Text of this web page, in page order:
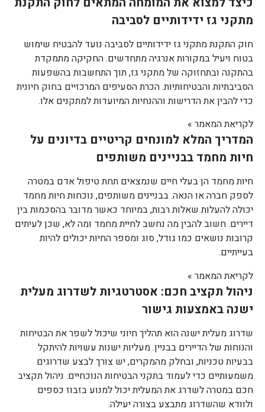
מתקני גז ידידותיים לסביבה
חוק התקנת מתקני גז ידידותיים לסביבה נועד להבטיח שימוש
בטוח ויעיל במקורות אנרגיה מתחדשים. החקיקה מתמקדת
בהתקנה ובתחזוקה של מתקני גז, תוך התחשבות בהשפעות
הסביבתיות והבטיחותיות. הכרת הסעיפים המרכזיים בחוק חיונית
כדי להבין את הדרישות וההנחיות המיועדות למתקנים אלו.
לקריאת המאמר »
המדריך המלא למונחים קריטיים בדיונים על
חיות מחמד בבניינים משותפים
חיות מחמד הן בעלי חיים שנמצאים תחת טיפול אדם במטרה
לספק חברה או הנאה. בבניינים משותפים, נוכחות חיות מחמד
יכולה להעלות שאלות רבות, במיוחד כאשר מדובר בהסכמות בין
דיירים. חשוב להבין מה נחשב לחיית מחמד ומה לא, שכן לעיתים
קרובות נושאים כמו גודל, סוג ומספר החיות יכולים להיות
בעייתיים.
לקריאת המאמר »
ניהול תקציב חכם: אסטרטגיות לשדרוג מעלית
ישנה באמצעות גישור
שדרוג מעלית ישנה הוא תהליך חיוני שיכול לשפר את הבטיחות
והנוחות של הדיירים בבניין. מעליות ישנות עשויות להיתקל
בבעיות טכניות, ובחלק מהמקרים, יש צורך לבצע שדרוגים
משמעותיים כדי לעמוד בתקני הבטיחות הנוכחיים. ניהול תקציב
חכם במטרה לשדרג את המעלית יכול למנוע בזבוז כספים
ולוודא שהשדרוג מתבצע בצורה יעילה.